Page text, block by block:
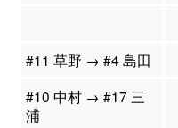
#11 草野 → #4 島田
#10 中村 → #17 三
浦